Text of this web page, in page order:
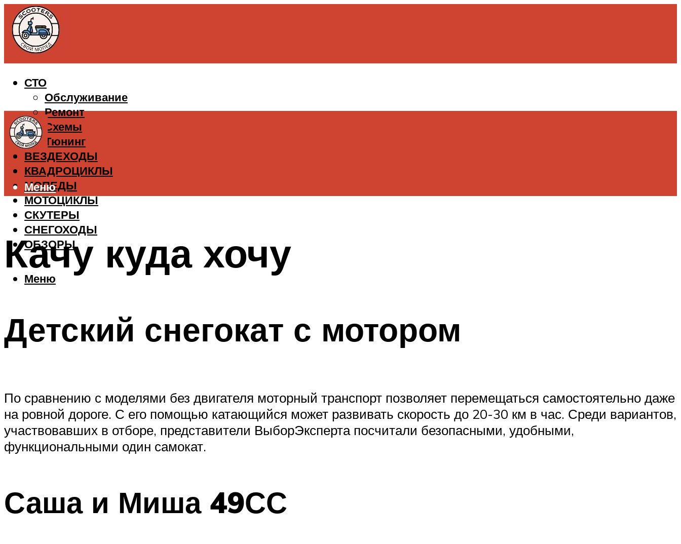
СТО
Обслуживание
Ремонт
Схемы
Тюнинг
ВЕЗДЕХОДЫ
КВАДРОЦИКЛЫ
МОПЕДЫ
МОТОЦИКЛЫ
СКУТЕРЫ
СНЕГОХОДЫ
ОБЗОРЫ
Меню
Меню
Качу куда хочу
Детский снегокат с мотором
По сравнению с моделями без двигателя моторный транспорт позволяет перемещаться самостоятельно даже
на ровной дороге. С его помощью катающийся может развивать скорость до 20-30 км в час. Среди вариантов,
участвовавших в отборе, представители ВыборЭксперта посчитали безопасными, удобными,
функциональными один самокат.
Саша и Миша 49СС